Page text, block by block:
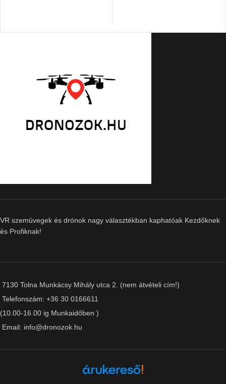
VR szemüvegek és drónok nagy választékban kaphatóak Kezdőknek
és Profiknak!
7130 Tolna Munkácsy Mihály utca 2. (nem átvételi cím!)
Telefonszám: +36 30 0166611
(10.00-16.00 ig Munkaidőben )
Email: info@dronozok.hu